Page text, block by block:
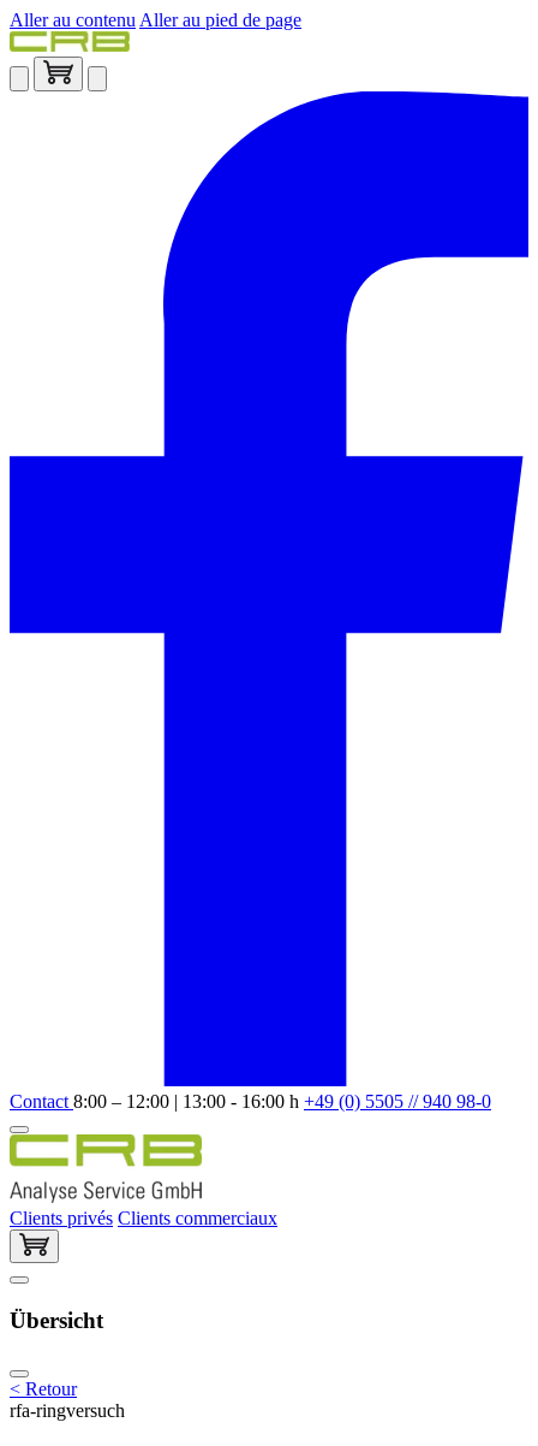
Aller au contenu Aller au pied de page
Contact 8:00 – 12:00 | 13:00 - 16:00 h +49 (0) 5505 // 940 98-0
Clients privés Clients commerciaux
Übersicht
< Retour
rfa-ringversuch